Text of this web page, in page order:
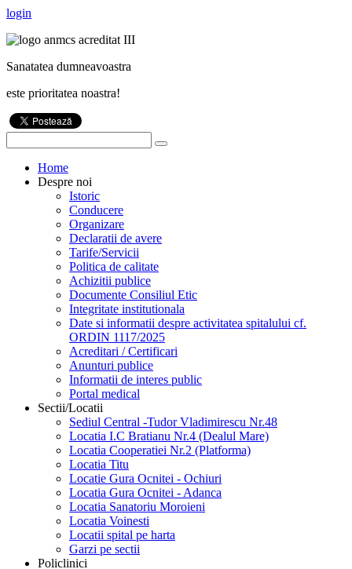
login
Sanatatea dumneavoastra
este prioritatea noastra!
Home
Despre noi
Istoric
Conducere
Organizare
Declaratii de avere
Tarife/Servicii
Politica de calitate
Achizitii publice
Documente Consiliul Etic
Integritate institutionala
Date si informatii despre activitatea spitalului cf.
ORDIN 1117/2025
Acreditari / Certificari
Anunturi publice
Informatii de interes public
Portal medical
Sectii/Locatii
Sediul Central -Tudor Vladimirescu Nr.48
Locatia I.C Bratianu Nr.4 (Dealul Mare)
Locatia Cooperatiei Nr.2 (Platforma)
Locatia Titu
Locatie Gura Ocnitei - Ochiuri
Locatia Gura Ocnitei - Adanca
Locatia Sanatoriu Moroieni
Locatia Voinesti
Locatii spital pe harta
Garzi pe sectii
Policlinici